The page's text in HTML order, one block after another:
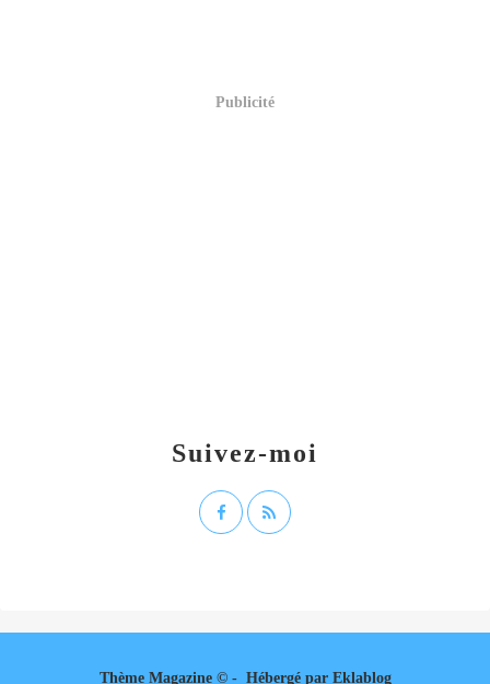
Suivez-moi
Publicité
Thème Magazine © - Hébergé par Eklablog